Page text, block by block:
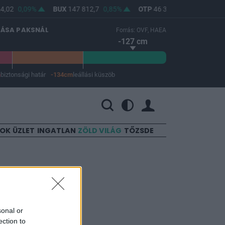
or
to
0,09% BUX147 812,7 0,85% OTP46 320
PAKSNÁL Forrás: OVF, HAEA
-127 cm
biztonsági határ -134cm leállási küszöb
ÜZLET INGATLAN ZÖLD VILÁG TŐZSDE